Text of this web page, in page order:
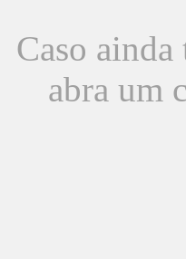
Caso ainda
abra um